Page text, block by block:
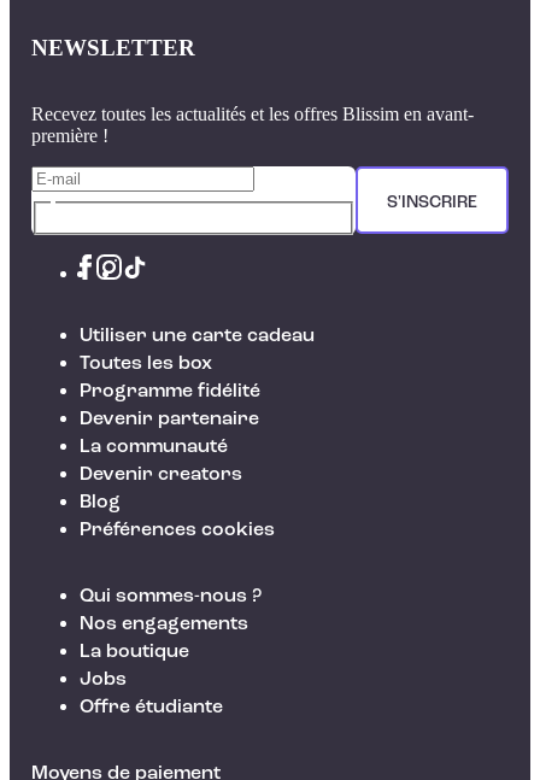
NEWSLETTER
Recevez toutes les actualités et les offres Blissim en avant-
première !
S'INSCRIRE
Utiliser une carte cadeau
Toutes les box
Programme fidélité
Devenir partenaire
La communauté
Devenir creators
Blog
Préférences cookies
Qui sommes-nous ?
Nos engagements
La boutique
Jobs
Offre étudiante
Moyens de paiement